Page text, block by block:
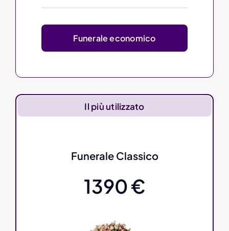
Funerale economico
Il più utilizzato
Funerale Classico
1390 €